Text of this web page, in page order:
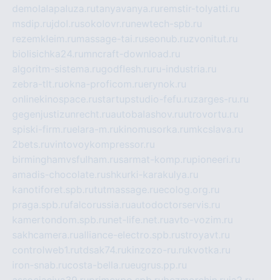
demolalapaluza.rutanyavanya.ru remstir-tolyatti.ru
msdip.ru jdol.rusokolovr.ru newtech-spb.ru
rezemkleim.ru massage-tai.ruseonub.ruzvonitut.ru
biolisichka24.ru mncraft-download.ru
algoritm-sistema.rugodflesh.ru ru-industria.ru
zebra-tlt.ruokna-proficom.ruerynok.ru
onlinekinospace.rustartupstudio-fefu.ruzarges-ru.ru
gegenjustizunrecht.ruautobalashov.ruutrovortu.ru
spiski-firm.ruelara-m.rukinomusorka.ru mkcslava.ru
2bets.ruvintovoykompressor.ru
birminghamvsfulham.rusarmat-komp.rupioneeri.ru
amadis-chocolate.rushkurki-karakulya.ru
kanotiforet.spb.rututmassage.ruecolog.org.ru
praga.spb.rufalcorussia.ruautodoctorservis.ru
kamertondom.spb.ru net-life.net.ruavto-vozim.ru
sakhcamera.rualliance-electro.spb.rustroyavt.ru
controlweb1.rutdsak74.rukinzozo-ru.rukvotka.ru
iron-snab.rucosta-bella.rueugrus.pp.ru